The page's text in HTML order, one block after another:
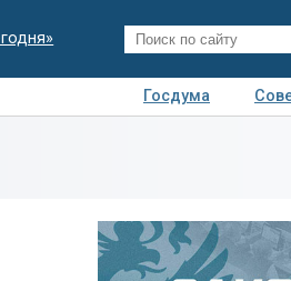
Госдума